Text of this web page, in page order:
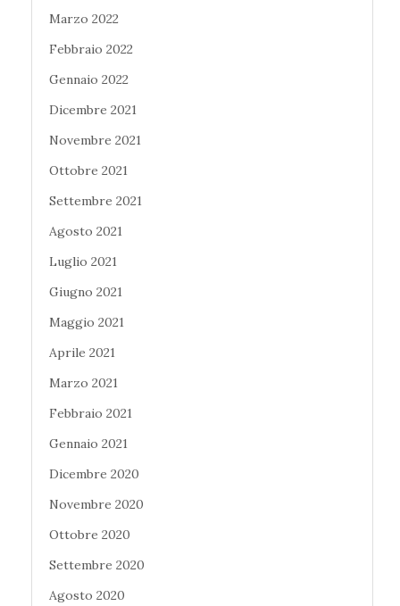
Marzo 2022
Febbraio 2022
Gennaio 2022
Dicembre 2021
Novembre 2021
Ottobre 2021
Settembre 2021
Agosto 2021
Luglio 2021
Giugno 2021
Maggio 2021
Aprile 2021
Marzo 2021
Febbraio 2021
Gennaio 2021
Dicembre 2020
Novembre 2020
Ottobre 2020
Settembre 2020
Agosto 2020